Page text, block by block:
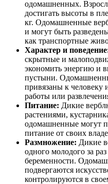
одомашненных.
достигать высоты в
кг. Одомашненные
и могут быть
как транспортные
Характер и
скрытные и
экономить энергию и
пустыни.
привязаны к человеку
работы или
Питание: Дикие
растениями,
одомашненные могут
питание от своих
Размножение: Дикие
одного молодого за
беременности.
подвергаются
контролируются в